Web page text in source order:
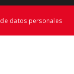
datos personales